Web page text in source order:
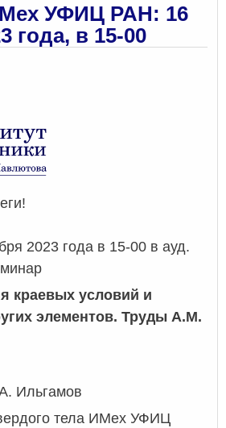
УФИЦ РАН: 16
года, в 15-00
2023 года в 15-00 в ауд.
краевых условий и
элементов. Труды А.М.
Ильгамов
тела ИМех УФИЦ